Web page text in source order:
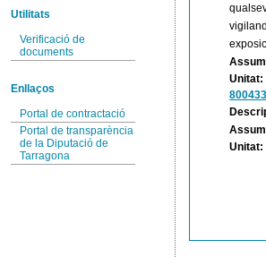
Utilitats
Verificació de
documents
Enllaços
Portal de contractació
Portal de transparència
de la Diputació de
Tarragona
Unitat:
Unitat: